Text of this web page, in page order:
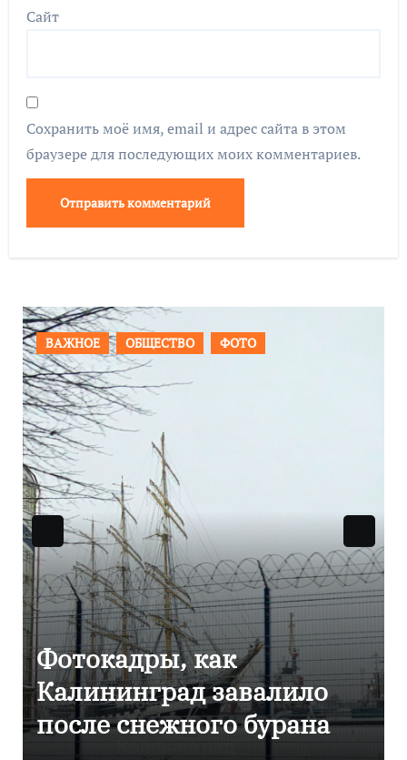
Сайт
Сохранить моё имя, email и адрес сайта в этом
браузере для последующих моих комментариев.
ПРОИСШЕСТВИЯ ФОТО
Фоторепортаж как в
Калининграде
эвакуировали ТЦ из-за